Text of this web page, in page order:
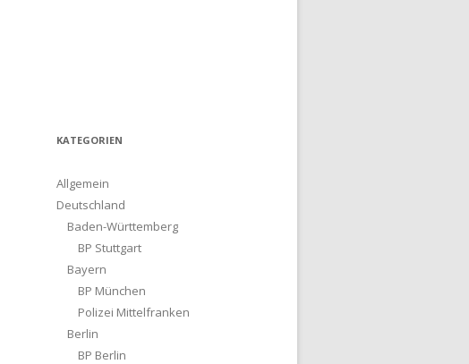
KATEGORIEN
Allgemein
Deutschland
Baden-Württemberg
BP Stuttgart
Bayern
BP München
Polizei Mittelfranken
Berlin
BP Berlin